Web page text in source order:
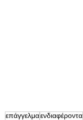
επάγγελμαενδιαφέροντα